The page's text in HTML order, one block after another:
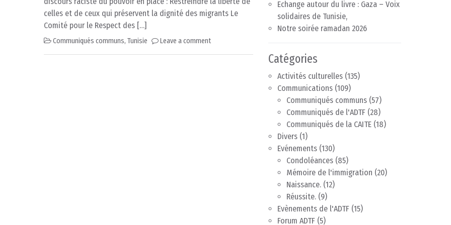
celles et de ceux qui préservent la dignité des migrants Le
Comité pour le Respect des […]
Communiqués communs, Tunisie Leave a comment
Echange autour du livre : Gaza – Voix
solidaires de Tunisie,
Notre soirée ramadan 2026
Catégories
Activités culturelles (135)
Communications (109)
Communiqués communs (57)
Communiqués de l'ADTF (28)
Communiqués de la CAITE (18)
Divers (1)
Evénements (130)
Condoléances (85)
Mémoire de l'immigration (20)
Naissance. (12)
Réussite. (9)
Evènements de l'ADTF (15)
Forum ADTF (5)